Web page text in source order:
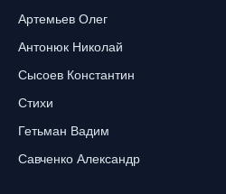
Артемьев Олег
Антонюк Николай
Сысоев Константин
Стихи
Гетьман Вадим
Савченко Александр